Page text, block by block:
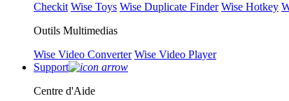
Checkit Wise Toys Wise Duplicate Finder Wise Hotkey
Outils Multimedias
Wise Video Converter Wise Video Player
Support
Centre d'Aide